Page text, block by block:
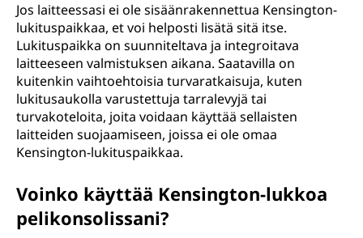
Jos laitteessasi ei ole sisäänrakennettua Kensington-
lukituspaikkaa, et voi helposti lisätä sitä itse.
Lukituspaikka on suunniteltava ja integroitava
laitteeseen valmistuksen aikana. Saatavilla on
kuitenkin vaihtoehtoisia turvaratkaisuja, kuten
lukitusaukolla varustettuja tarralevyjä tai
turvakoteloita, joita voidaan käyttää sellaisten
laitteiden suojaamiseen, joissa ei ole omaa
Kensington-lukituspaikkaa.
Voinko käyttää Kensington-lukkoa
pelikonsolissani?